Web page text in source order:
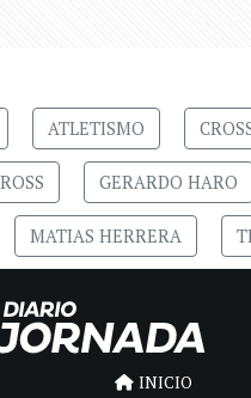
ATLETISMO
GERARDO HARO
MATIAS HERRERA
INICIO